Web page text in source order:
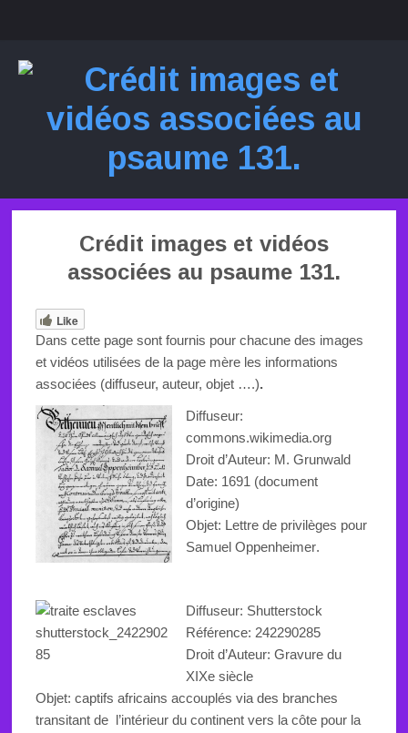
Crédit images et vidéos
associées au psaume 131.
Like
Dans cette page sont fournis pour chacune des images
et vidéos utilisées de la page mère les informations
associées (diffuseur, auteur, objet ….).
Diffuseur:
commons.wikimedia.org
Droit d’Auteur: M. Grunwald
Date: 1691 (document
d’origine)
Objet: Lettre de privilèges pour
Samuel Oppenheimer.
Diffuseur: Shutterstock
Référence: 242290285
Droit d’Auteur: Gravure du
XIXe siècle
Objet: captifs africains accouplés via des branches
transitant de l’intérieur du continent vers la côte pour la